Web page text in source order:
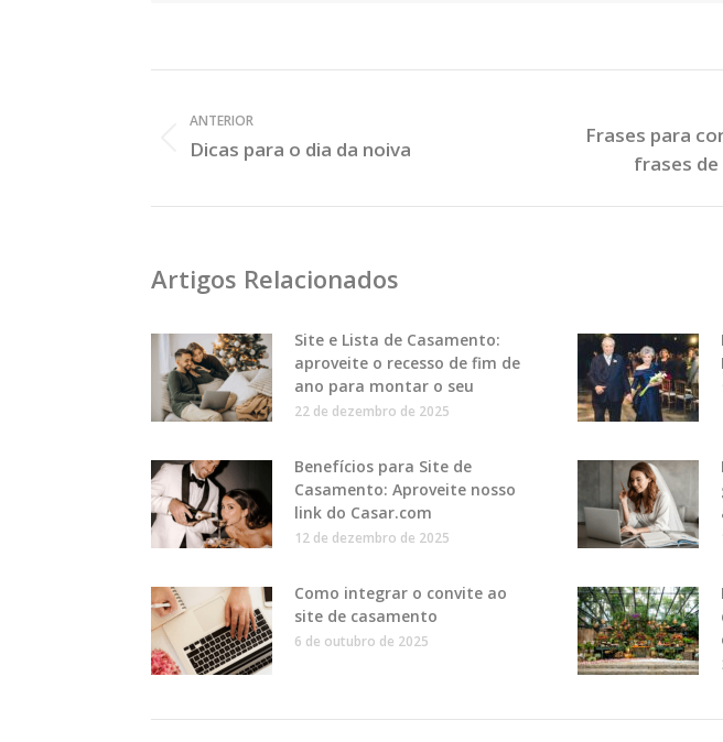
Posts
ANTERIOR
Post
Dicas para o dia da noiva
Próximo
Frases para
frases
Artigos Relacionados
Site e Lista de Casamento:
aproveite o recesso de fim de
ano para montar o seu
22 de dezembro de 2025
Benefícios para Site de
Casamento: Aproveite nosso
link do Casar.com
12 de dezembro de 2025
Como integrar o convite ao
site de casamento
6 de outubro de 2025